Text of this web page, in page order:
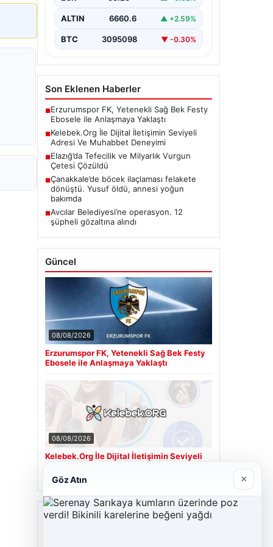
ALTIN 6660.6 ▲ +2.59%
BTC 3095098 ▼ -0.30%
Son Eklenen Haberler
■Erzurumspor FK, Yetenekli Sağ Bek Festy
Ebosele ile Anlaşmaya Yaklaştı
■Kelebek.Org İle Dijital İletişimin Seviyeli
Adresi Ve Muhabbet Deneyimi
■Elazığ’da Tefecilik ve Milyarlık Vurgun
Çetesi Çözüldü
■Çanakkale’de böcek ilaçlaması felakete
dönüştü. Yusuf öldü, annesi yoğun
bakımda
■Avcılar Belediyesi’ne operasyon. 12
şüpheli gözaltına alındı
Güncel
08/08/2026
Erzurumspor FK, Yetenekli Sağ Bek Festy
Ebosele ile Anlaşmaya Yaklaştı
08/08/2026
Kelebek.Org İle Dijital İletişimin Seviyeli
Son Eklenen Firmalar
Göz Atın ×